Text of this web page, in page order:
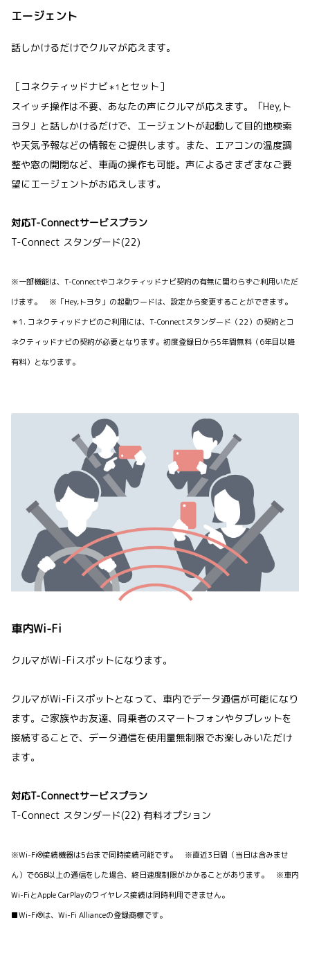
エージェント
話しかけるだけでクルマが応えます。
［コネクティッドナビ＊1 とセット］
スイッチ操作は不要、あなたの声にクルマが応えます。「Hey,ト
ヨタ」と話しかけるだけで、エージェントが起動して目的地検索
や天気予報などの情報をご提供します。また、エアコンの温度調
整や窓の開閉など、車両の操作も可能。声によるさまざまなご要
望にエージェントがお応えします。
対応T-Connectサービスプラン
T-Connect スタンダード(22)
※一部機能は、T-Connectやコネクティッドナビ契約の有無に関わらずご利用いただ
けます。 ※「Hey,トヨタ」の起動ワードは、設定から変更することができます。
＊1. コネクティッドナビのご利用には、T-Connectスタンダード（22）の契約とコ
ネクティッドナビの契約が必要となります。初度登録日から5年間無料（6年目以降
有料）となります。
車内Wi-Fi
クルマがWi-Fiスポットになります。
クルマがWi-Fiスポットとなって、車内でデータ通信が可能になり
ます。ご家族やお友達、同乗者のスマートフォンやタブレットを
接続することで、データ通信を使用量無制限でお楽しみいただけ
ます。
対応T-Connectサービスプラン
T-Connect スタンダード(22) 有料オプション
※Wi-Fi®接続機器は5台まで同時接続可能です。 ※直近3日間（当日は含みませ
ん）で6GB以上の通信をした場合、終日速度制限がかかることがあります。 ※車内
Wi-FiとApple CarPlayのワイヤレス接続は同時利用できません。
■Wi-Fi®は、Wi-Fi Allianceの登録商標です。